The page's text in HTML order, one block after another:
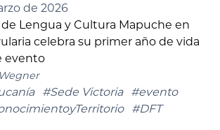
de 2026
Lengua y Cultura Mapuche en
celebra su primer año de vida
evento
#Sede Victoria
#evento
#DFT